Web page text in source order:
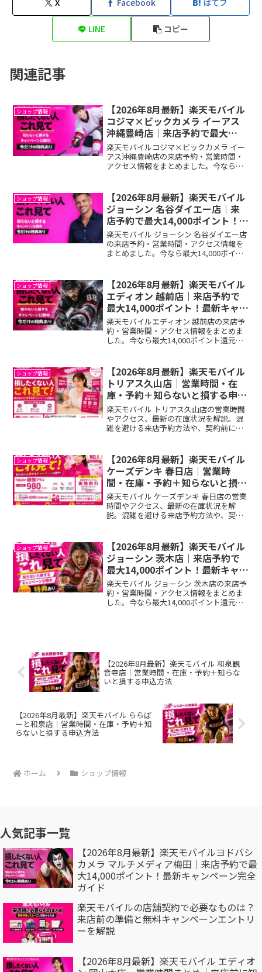
X Facebook はてブ
LINE コピー
関連記事
ショップ情報
【2026年8月最新】楽天モバイル
コジマ×ビックカメラ イーアス
沖縄豊崎店｜来店予約で最大
14,000ポイント！最新キャンペー
ン完全ガイド
楽天モバイルコジマ×ビックカメラ イー
アス沖縄豊崎店の来店予約・営業時間・
アクセス情報をまとめました。今なら最
きます。
ショップ情報
【2026年8月最新】楽天モバイル
ジョーシン 名谷ダイエー店｜来
店予約で最大14,000ポイント！最
新キャンペーン完全ガイド
楽天モバイル ジョーシン 名谷ダイエー店
の来店予約・営業時間・アクセス情報を
まとめました。今なら最大14,000ポイン
ショップ情報
【2026年8月最新】楽天モバイル
エディオン 越前店｜来店予約で
最大14,000ポイント！最新キャン
ペーン完全ガイド
楽天モバイルエディオン 越前店の来店予
約・営業時間・アクセス情報をまとめま
した。今なら最大14,000ポイント還元キ
ショップ情報
【2026年8月最新】楽天モバイル
トリアス久山店｜営業時間・在
庫・予約＋知らないと損する申込
方法
楽天モバイル トリアス久山店の営業時間
やアクセス、最新の在庫状況を解説。混
雑を避ける来店予約方法や、契約前に知
介します。
ショップ情報
【2026年8月最新】楽天モバイル
ケーズデンキ 春日店｜営業時
間・在庫・予約＋知らないと損す
る申込方法
楽天モバイル ケーズデンキ 春日店の営業
時間やアクセス、最新の在庫状況を解
説。混雑を避ける来店予約方法や、契約
も詳しく紹介します。
ショップ情報
【2026年8月最新】楽天モバイル
ジョーシン 茨木店｜来店予約で
最大14,000ポイント！最新キャン
ペーン完全ガイド
楽天モバイル ジョーシン 茨木店の来店予
約・営業時間・アクセス情報をまとめま
した。今なら最大14,000ポイント還元キ
【2026年8月最新】楽天モバイル 和泉観
音寺店｜営業時間・在庫・予約＋知らな
いと損する申込方法
【2026年8月最新】楽天モバイル ららぽ
ーと和泉店｜営業時間・在庫・予約＋知
らないと損する申込方法
ホーム ショップ情報
人気記事一覧
【2026年8月最新】楽天モバイルヨドバシ
カメラ マルチメディア梅田｜来店予約で最
大14,000ポイント！最新キャンペーン完全
ガイド
楽天モバイルの店舗契約で必要なものは？
来店前の準備と無料キャンペーンエントリ
ーを解説
【2026年8月最新】楽天モバイル エディオ